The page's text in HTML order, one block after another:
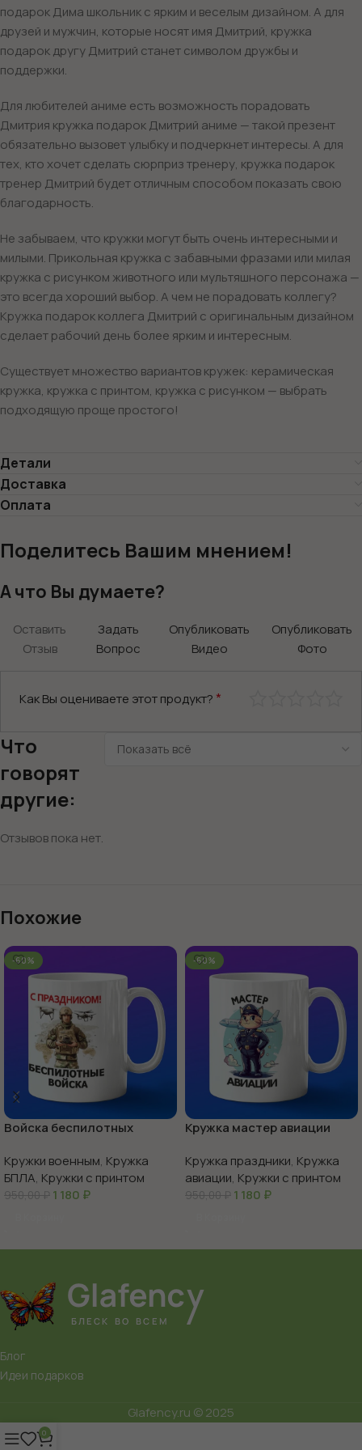
подарок Дима школьник с ярким и веселым дизайном. А для
друзей и мужчин, которые носят имя Дмитрий, кружка
подарок другу Дмитрий станет символом дружбы и
поддержки.
Для любителей аниме есть возможность порадовать
Дмитрия кружка подарок Дмитрий аниме — такой презент
обязательно вызовет улыбку и подчеркнет интересы. А для
тех, кто хочет сделать сюрприз тренеру, кружка подарок
тренер Дмитрий будет отличным способом показать свою
благодарность.
Не забываем, что кружки могут быть очень интересными и
милыми. Прикольная кружка с забавными фразами или милая
кружка с рисунком животного или мультяшного персонажа —
это всегда хороший выбор. А чем не порадовать коллегу?
Кружка подарок коллега Дмитрий с оригинальным дизайном
сделает рабочий день более ярким и интересным.
Существует множество вариантов кружек: керамическая
кружка, кружка с принтом, кружка с рисунком — выбрать
подходящую проще простого!
Детали
Доставка
Оплата
Поделитесь Вашим мнением!
А что Вы думаете?
Оставить
Отзыв
Задать
Вопрос
Опубликовать
Видео
Опубликовать
Фото
Как Вы оцениваете этот продукт? *
Что
говорят
другие:
Отзывов пока нет.
Похожие
-60%
Войска беспилотных
Кружки военным, Кружка
БПЛА, Кружки с принтом
950,00₽ 1 180 ₽
-60%
Кружка мастер авиации
Кружка праздники, Кружка
авиации, Кружки с принтом
950,00₽ 1 180 ₽
Блог
Идеи подарков
Glafency.ru © 2025
0